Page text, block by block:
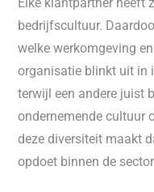
bedrijfscultuur.
welke werkomgeving
organisatie blinkt uit in
terwijl een andere juist
ondernemende cultuur
deze diversiteit maakt
opdoet binnen de